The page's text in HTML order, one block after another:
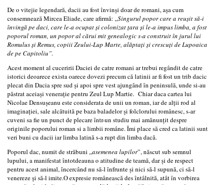
De o vitejie legendară, dacii au fost învinși doar de romani, așa cum
consemnează Mircea Eliade, care afirmă: „Singurul popor care a reușit să-i
învingă pe daci, care le-a ocupat și colonizat țara și le-a impus limba, a fost
poporul roman, un popor al cărui mit genealogic s-a construit în jurul lui
Romulus și Remus, copiii Zeului-Lup Marte, alăptați și crescuți de Lupoaica
de pe Capitoliu”.
Acest moment al cuceririi Daciei de catre romani ar trebui regândit de catre
istorici deoarece exista oarece dovezi precum că latinii ar fi fost un trib dacic
plecat din Dacia spre sud și apoi spre vest ajungând în peninsulă, unde si-au
păstrat aceiași venerație pentru Zeul Lup Martie. Chiar daca cartea lui
Nicolae Densușeanu este considerata de unii un roman, iar de alții rod al
imaginației, sale alcătuită pe baza baladelor și folclorului românesc, s-ar
cuveni sa fie un punct de plecare într-un studiu mai amănunțit despre
originile poporului roman si a limbii române. Îmi place să cred ca latinii sunt
veri buni cu dacii iar limba latină s-a rupt din limba dacă.
Poporul dac, numit de străbuni „asemenea lupilor”, născut sub semnul
lupului, a manifestat întotdeauna o atitudine de teamă, dar și de respect
pentru acest animal, încercând nu să-l înfrunte și nici să-l supună, ci să-l
venereze și să-l imite.O expresie românească des întâlnită, atât în vorbirea